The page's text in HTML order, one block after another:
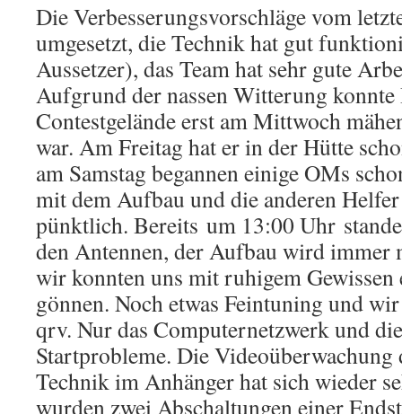
Die Verbesserungsvorschläge vom
umgesetzt, die Technik hat gut
Aussetzer), das Team hat sehr gute
Aufgrund der nassen Witterung konnte
Contestgelände erst am Mittwoch
war. Am Freitag hat er in der Hütte
am Samstag begannen einige OMs
mit dem Aufbau und die anderen
pünktlich. Bereits um 13:00 Uhr
den Antennen, der Aufbau wird immer
wir konnten uns mit ruhigem Gewissen
gönnen. Noch etwas Feintuning und
qrv. Nur das Computernetzwerk und
Startprobleme. Die Videoüberwachung
Technik im Anhänger hat sich wieder
wurden zwei Abschaltungen einer